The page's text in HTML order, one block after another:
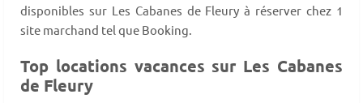
disponibles sur Les Cabanes de Fleury à réserver chez 1
site marchand tel que Booking.
Top locations vacances sur Les Cabanes
de Fleury